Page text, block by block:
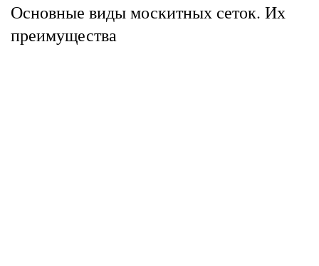
Основные виды москитных сеток. Их
преимущества